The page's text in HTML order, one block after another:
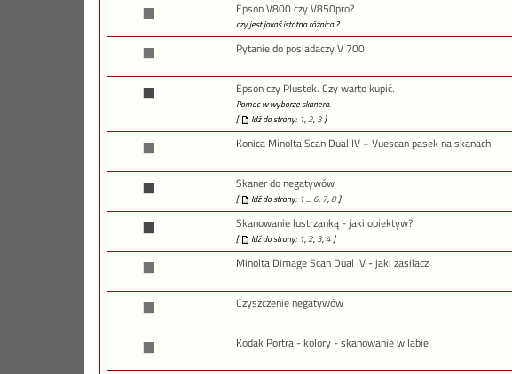
Epson V800 czy V850pro?
czy jest jakaś istotna różnica ?
Pytanie do posiadaczy V 700
Epson czy Plustek. Czy warto kupić.
Pomoc w wyborze skanera.
[
Idź do strony: 1,2, 3]
Konica Minolta Scan Dual IV + Vuescan pasek na skanach
Skaner do negatywów
[ Idź do strony: 1... 6, 7,8]
Skanowanie lustrzanką - jaki obiektyw?
[ Idź do strony: 1,2, 3, 4]
Minolta Dimage Scan Dual IV - jaki zasilacz
Czyszczenie negatywów
Kodak Portra - kolory - skanowanie w labie